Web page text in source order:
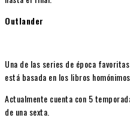
Outlander
Una de las series de época
está basada en los libros
Actualmente cuenta con 5
de una sexta.